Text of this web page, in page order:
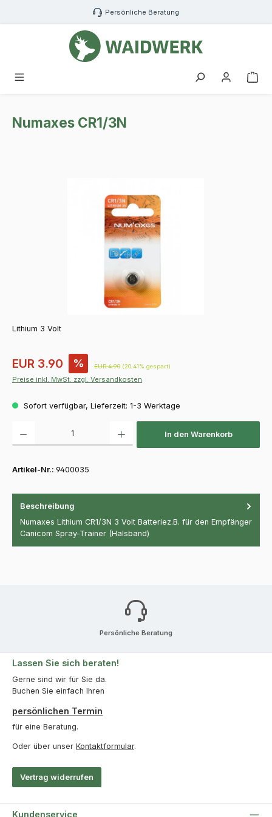
Zum Hauptinhalt springen Persönliche Beratung
Numaxes CR1/3N
Lithium 3 Volt
Verkaufspreis:
EUR 3.90 % Regulärer Preis:
EUR 4.90 (20.41% gespart)
Preise inkl. MwSt. zzgl. Versandkosten
Sofort verfügbar, Lieferzeit: 1-3 Werktage
In den Warenkorb
Artikel-Nr.: 9400035
Beschreibung
Numaxes Lithium CR1/3N 3 Volt Batteriez.B. für den Empfänger
Canicom Spray-Trainer (Halsband)
Persönliche Beratung
Lassen Sie sich beraten!
Gerne sind wir für Sie da.
Buchen Sie einfach Ihren
persönlichen Termin
für eine Beratung.
Oder über unser Kontaktformular.
Vertrag widerrufen
Kundenservice